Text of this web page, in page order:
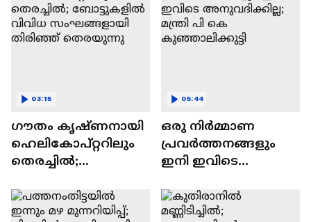
ഗൗതം കൃഷ്ണനായി
ഹെലികോപ്റ്ററിലും
തെരച്ചിൽ;‍‍‍
സംഘങ്ങളായി
തിരിഞ്ഞ് തെരയുന്നു
03:15
ഒരു നിര്‍മ്മാണ
പ്രവര്‍ത്തനങ്ങളും
ഇനി ഇവിടെ
പി കെ
കുഞ്ഞാലിക്കുട്ടി
05:44